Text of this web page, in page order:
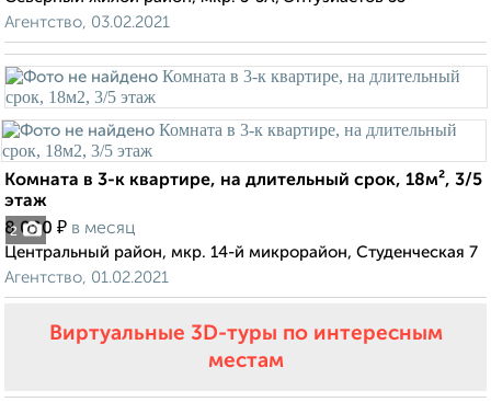
Агентство, 03.02.2021
2
Комната в 3-к квартире, на длительный срок, 18м², 3/5
этаж
8 000 ₽ в месяц
Центральный район, мкр. 14-й микрорайон, Студенческая 7
Агентство, 01.02.2021
Виртуальные 3D-туры по интересным
местам